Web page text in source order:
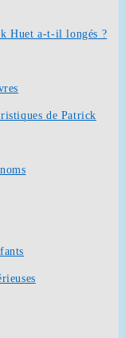
Huet a-t-il longés ?
de Patrick